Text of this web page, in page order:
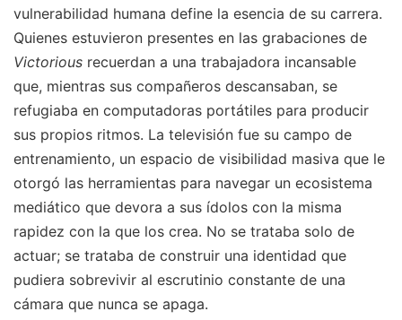
vulnerabilidad humana define la esencia de su carrera.
Quienes estuvieron presentes en las grabaciones de
Victorious recuerdan a una trabajadora incansable
que, mientras sus compañeros descansaban, se
refugiaba en computadoras portátiles para producir
sus propios ritmos. La televisión fue su campo de
entrenamiento, un espacio de visibilidad masiva que le
otorgó las herramientas para navegar un ecosistema
mediático que devora a sus ídolos con la misma
rapidez con la que los crea. No se trataba solo de
actuar; se trataba de construir una identidad que
pudiera sobrevivir al escrutinio constante de una
cámara que nunca se apaga.